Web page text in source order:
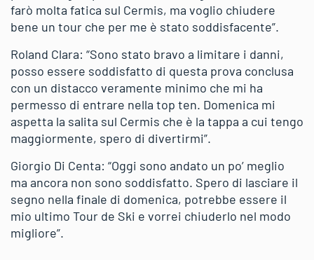
farò molta fatica sul Cermis, ma voglio chiudere
bene un tour che per me è stato soddisfacente”.
Roland Clara: “Sono stato bravo a limitare i danni,
posso essere soddisfatto di questa prova conclusa
con un distacco veramente minimo che mi ha
permesso di entrare nella top ten. Domenica mi
aspetta la salita sul Cermis che è la tappa a cui tengo
maggiormente, spero di divertirmi”.
Giorgio Di Centa: “Oggi sono andato un po’ meglio
ma ancora non sono soddisfatto. Spero di lasciare il
segno nella finale di domenica, potrebbe essere il
mio ultimo Tour de Ski e vorrei chiuderlo nel modo
migliore”.